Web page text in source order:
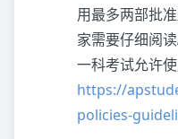
用最多两部批
家需要仔细阅
一科考试允许
https://
policies-